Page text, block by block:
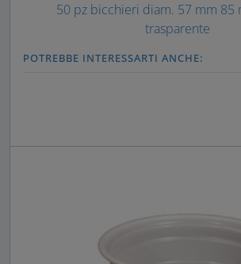
50 pz bicchieri diam. 57 mm 85
trasparente
POTREBBE INTERESSARTI ANCHE: